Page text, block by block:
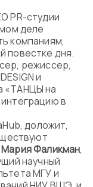
PR-студии
деле
компаниям,
повестке дня.
режиссер,
и
«ТАНЦЫ на
в
доложит,
Мария Фаликман,
научный
МГУ и